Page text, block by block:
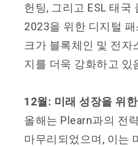
헌팅, 그리고 ESL 태국
2023을 위한 디지털
크가 블록체인 및 전자
지를 더욱 강화하고 있
12월: 미래 성장을 위
올해는 Plearn과의 전
마무리되었으며, 이는